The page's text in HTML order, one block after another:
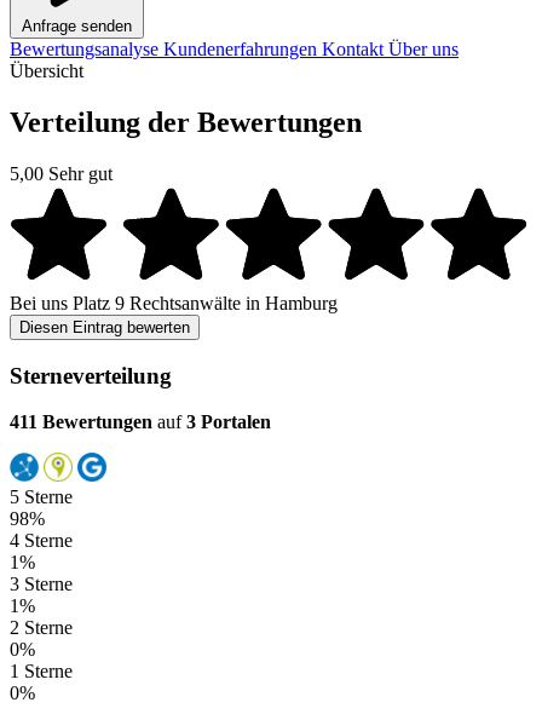
Anfrage senden
Bewertungsanalyse Kundenerfahrungen KontaktÜber uns
Übersicht
Verteilung der Bewertungen
5,00 Sehr gut
Bei uns Platz 9 Rechtsanwälte in Hamburg
Diesen Eintrag bewerten
Sterneverteilung
411 Bewertungen auf3 Portalen
5 Sterne
98%
4 Sterne
1%
3 Sterne
1%
2 Sterne
0%
1 Sterne
0%